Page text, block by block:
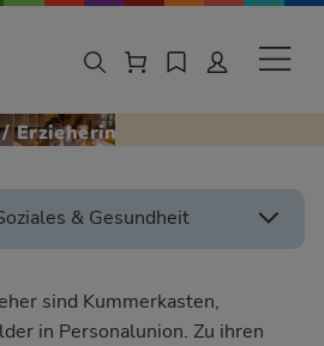
/ Erzieherin
sind Kummerkasten,
in Personalunion. Zu ihren
& Gesundheit